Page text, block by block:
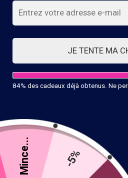
JE TENTE MA
84% des cadeaux déjà obtenus. Ne
Mince... -5%